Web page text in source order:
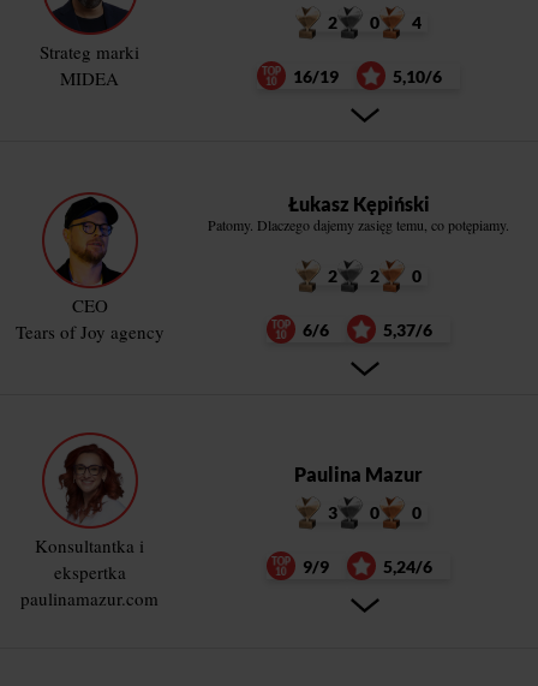
Strateg marki
MIDEA
2 0 4
16/19 5,10/6
CEO
Tears of Joy agency
Łukasz Kępiński
Patomy. Dlaczego dajemy zasięg temu, co potępiamy.
2 2 0
6/6 5,37/6
Konsultantka i
ekspertka
paulinamazur.com
Paulina Mazur
3 0 0
9/9 5,24/6